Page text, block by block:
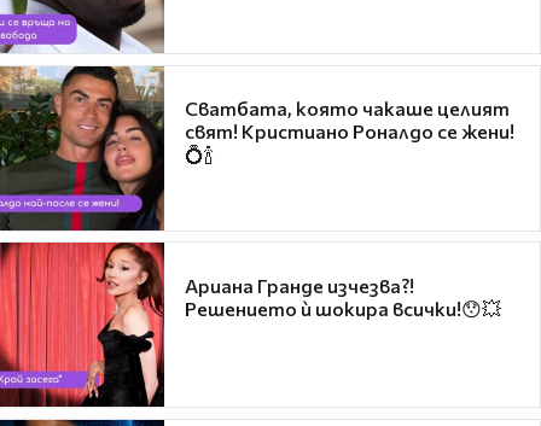
Сватбата, която чакаше целият
свят! Кристиано Роналдо се жени!
💍🍾
Ариана Гранде изчезва?!
Решението ѝ шокира всички!😯💥